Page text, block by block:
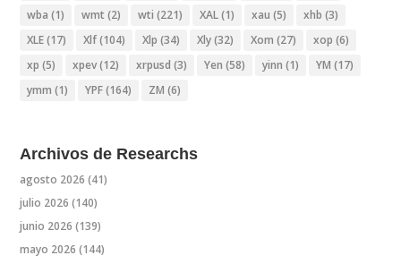
wba (1) wmt (2) wti (221) XAL(1) xau (5) xhb (3)
XLE(17) Xlf(104) Xlp (34) Xly(32) Xom (27) xop (6)
xp (5) xpev(12) xrpusd (3) Yen (58) yinn (1) YM (17)
ymm (1) YPF(164) ZM (6)
Archivos de Researchs
agosto 2026 (41)
julio 2026 (140)
junio 2026 (139)
mayo 2026 (144)